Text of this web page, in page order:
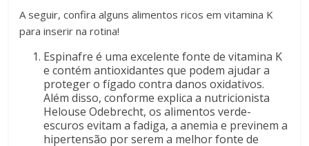
A seguir, confira alguns alimentos ricos em vitamina K
para inserir na rotina!
Espinafre é uma excelente fonte de vitamina K
e contém antioxidantes que podem ajudar a
proteger o fígado contra danos oxidativos.
Além disso, conforme explica a nutricionista
Helouse Odebrecht, os alimentos verde-
escuros evitam a fadiga, a anemia e previnem a
hipertensão por serem a melhor fonte de